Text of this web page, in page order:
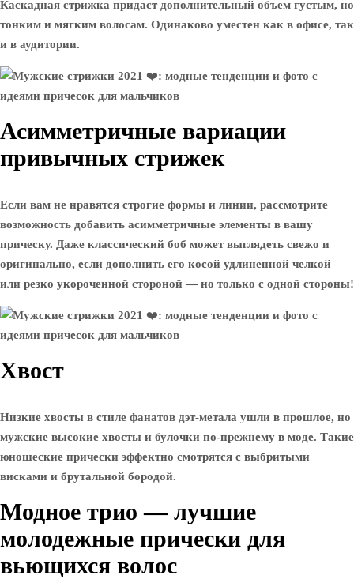
Каскадная стрижка придаст дополнительный объем густым, но
тонким и мягким волосам. Одинаково уместен как в офисе, так
и в аудитории.
Асимметричные вариации
привычных стрижек
Если вам не нравятся строгие формы и линии, рассмотрите
возможность добавить асимметричные элементы в вашу
прическу. Даже классический боб может выглядеть свежо и
оригинально, если дополнить его косой удлиненной челкой
или резко укороченной стороной — но только с одной стороны!
Хвост
Низкие хвосты в стиле фанатов дэт-метала ушли в прошлое, но
мужские высокие хвосты и булочки по-прежнему в моде. Такие
юношеские прически эффектно смотрятся с выбритыми
висками и брутальной бородой.
Модное трио — лучшие
молодежные прически для
вьющихся волос